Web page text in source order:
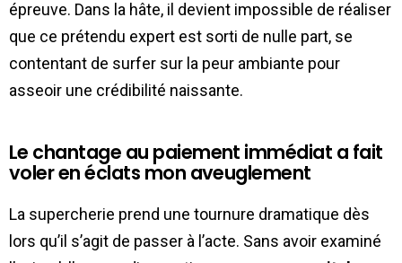
épreuve. Dans la hâte, il devient impossible de réaliser
que ce prétendu expert est sorti de nulle part, se
contentant de surfer sur la peur ambiante pour
asseoir une crédibilité naissante.
Le chantage au paiement immédiat a fait
voler en éclats mon aveuglement
La supercherie prend une tournure dramatique dès
lors qu’il s’agit de passer à l’acte. Sans avoir examiné